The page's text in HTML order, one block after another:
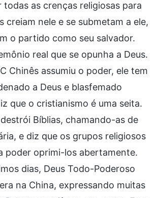
todas as crenças religiosas para
creiam nele e se submetam a ele,
o partido como seu salvador.
real que se opunha a Deus.
Chinês assumiu o poder, ele tem
a Deus e blasfemado
que o cristianismo é uma seita.
Bíblias, chamando-as de
e diz que os grupos religiosos
poder oprimi-los abertamente.
dias, Deus Todo-Poderoso
na China, expressando muitas